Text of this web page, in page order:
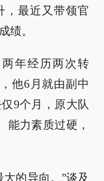
最近又带领官
绩。
年经历两次转
他6月就由副中
9个月，原大队
能力素质过硬，
的导向。”谈及